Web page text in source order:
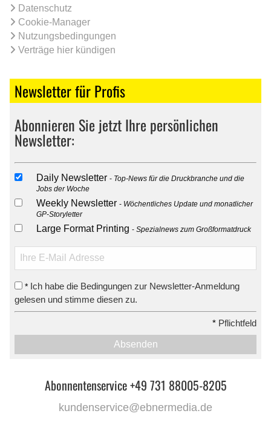
Datenschutz
Cookie-Manager
Nutzungsbedingungen
Verträge hier kündigen
Newsletter für Profis
Abonnieren Sie jetzt Ihre persönlichen
Newsletter:
Daily Newsletter
Top-News für die Druckbranche und die
Jobs der Woche
Weekly Newsletter
Wöchentliches Update und monatlicher
GP-Storyletter
Large Format Printing Spezialnews zum Großformatdruck
* Ich habe die Bedingungen zur Newsletter-Anmeldung
gelesen und stimme diesen zu.
* Pflichtfeld
Absenden
Abonnentenservice +49 731 88005-8205
kundenservice@ebnermedia.de